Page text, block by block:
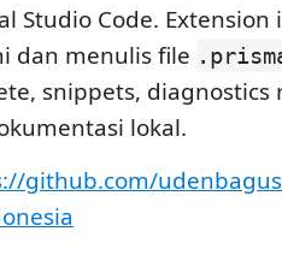
Studio Code.
dan menulis file
snippets, diagnostics
lokal.
github.com/